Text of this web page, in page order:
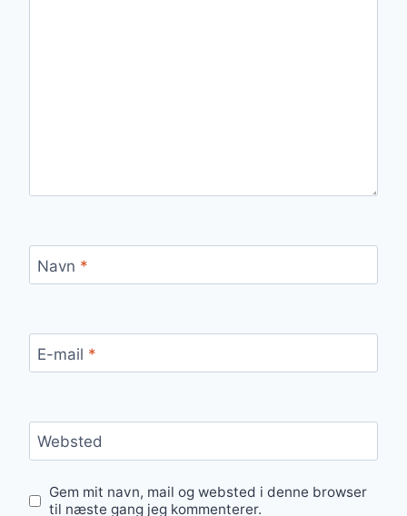
Navn *
E-mail *
Websted
Gem mit navn, mail og websted i denne browser
til næste gang jeg kommenterer.